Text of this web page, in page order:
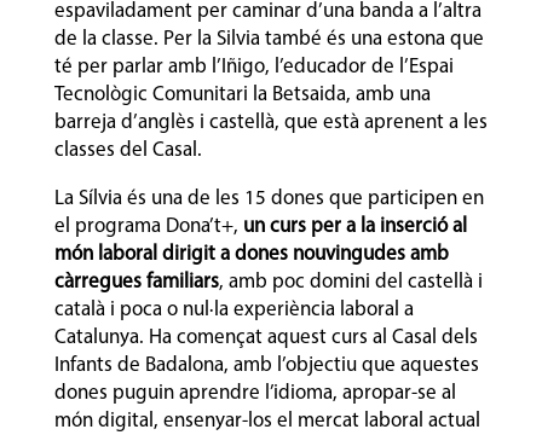
espaviladament per caminar d’una banda a l’altra
de la classe. Per la Silvia també és una estona que
té per parlar amb l’Iñigo, l’educador de l’Espai
Tecnològic Comunitari la Betsaida, amb una
barreja d’anglès i castellà, que està aprenent a les
classes del Casal.
La Sílvia és una de les 15 dones que participen en
el programa Dona’t+, un curs per a la inserció al
món laboral dirigit a dones nouvingudes amb
càrregues familiars, amb poc domini del castellà i
català i poca o nul·la experiència laboral a
Catalunya. Ha començat aquest curs al Casal dels
Infants de Badalona, amb l’objectiu que aquestes
dones puguin aprendre l’idioma, apropar-se al
món digital, ensenyar-los el mercat laboral actual